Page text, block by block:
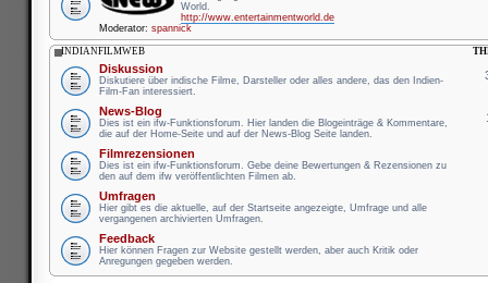
World.
http://www.entertainmentworld.de
Moderator: spannick
INDIANFILMWEB
Diskussion
Diskutiere über indische Filme, Darsteller oder alles andere, das den Indien-
Film-Fan interessiert.
News-Blog
Dies ist ein ifw-Funktionsforum. Hier landen die Blogeinträge & Kommentare,
die auf der Home-Seite und auf der News-Blog Seite landen.
Filmrezensionen
Dies ist ein ifw-Funktionsforum. Gebe deine Bewertungen & Rezensionen zu
den auf dem ifw veröffentlichten Filmen ab.
Umfragen
Hier gibt es die aktuelle, auf der Startseite angezeigte, Umfrage und alle
vergangenen archivierten Umfragen.
Feedback
Hier können Fragen zur Website gestellt werden, aber auch Kritik oder
Anregungen gegeben werden.